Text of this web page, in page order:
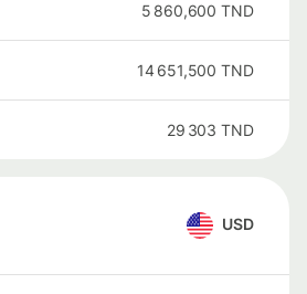
5 860,600 TND
14 651,500 TND
29 303 TND
USD